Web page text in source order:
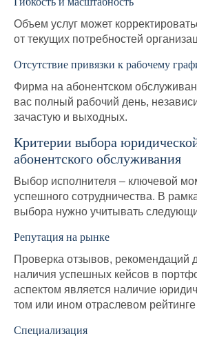
Объем услуг может
от текущих потребностей
Отсутствие привязки к рабочему
Фирма на абонентском
вас полный рабочий день,
зачастую и выходных.
Критерии выбора
абонентского обслуживания
Выбор исполнителя – ключевой
успешного сотрудничества. В
выбора нужно учитывать
Репутация на рынке
Проверка отзывов, рекомендаций
наличия успешных кейсов в
аспектом является наличие
том или ином отраслевом рейтинге
Специализация